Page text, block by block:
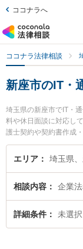
ココナラへ
ココナラ法律相談
新座市のIT・
埼玉県の新座市でIT・
料や休日面談に対応し
護士契約や契約書作成
かな分野での絞り込み
護士のプロフィール情
い』『初回相談無料で
予約したい』などでお
エリア 埼玉県
相談内容 企業
詳細条件 未選択